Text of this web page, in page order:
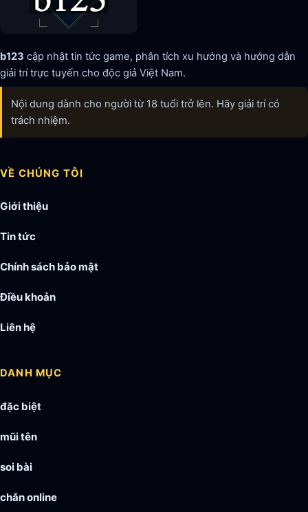
b123 cập nhật tin tức game, phân tích xu hướng và hướng dẫn
giải trí trực tuyến cho độc giả Việt Nam.
Nội dung dành cho người từ 18 tuổi trở lên. Hãy giải trí có
trách nhiệm.
VỀ CHÚNG TÔI
Giới thiệu
Tin tức
Chính sách bảo mật
Điều khoản
Liên hệ
DANH MỤC
đặc biệt
mũi tên
soi bài
chắn online